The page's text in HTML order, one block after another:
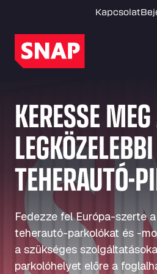
Kapcsolat
KERESSE
LEGKÖZELEBBI
TEHERAUTÓ-
Fedezze fel Európa-szerte
teherautó-parkolókat és -
a szükséges
parkolóhelyet előre a